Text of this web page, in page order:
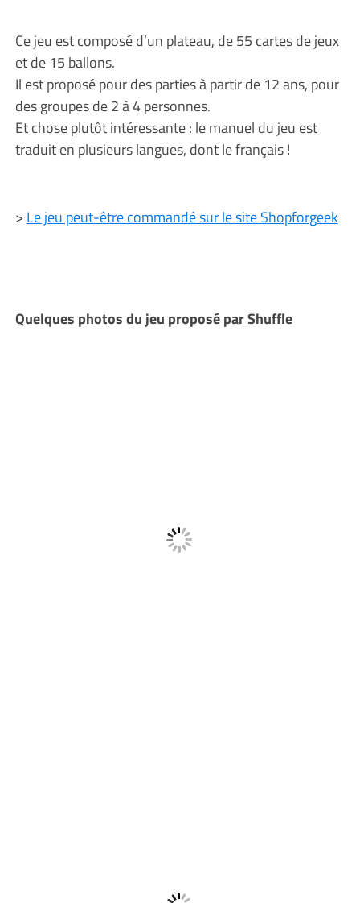
Ce jeu est composé d’un plateau, de 55 cartes de jeux
et de 15 ballons.
Il est proposé pour des parties à partir de 12 ans, pour
des groupes de 2 à 4 personnes.
Et chose plutôt intéressante : le manuel du jeu est
traduit en plusieurs langues, dont le français !
> Le jeu peut-être commandé sur le site Shopforgeek
Quelques photos du jeu proposé par Shuffle